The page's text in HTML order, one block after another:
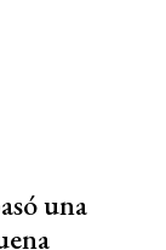
una